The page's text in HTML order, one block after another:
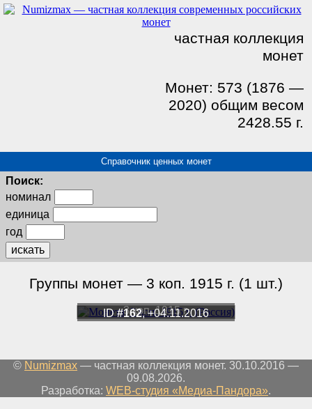
частная коллекция
монет
Монет: 573 (1876 —
2020) общим весом
2428.55 г.
Справочник ценных монет
Поиск:
номинал
единица
год
искать
Группы монет — 3 коп. 1915 г. (1 шт.)
3 коп. 1915 г.
ID#162, +04.11.2016
© Numizmax — частная коллекция монет. 30.10.2016 —
09.08.2026.
Разработка: WEB-студия «Медиа-Пандора».